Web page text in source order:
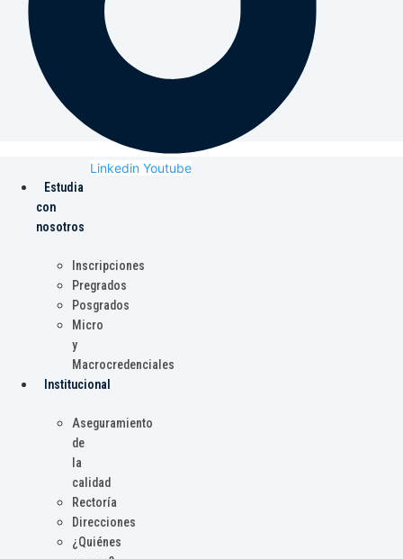
Linkedin Youtube
Estudia
con
nosotros
Inscripciones
Pregrados
Posgrados
Micro
y
Macrocredenciales
Institucional
Aseguramiento
de
la
calidad
Rectoría
Direcciones
¿Quiénes